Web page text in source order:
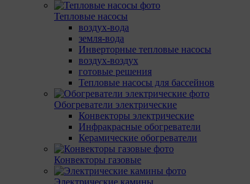
Тепловые насосы
воздух-вода
земля-вода
Инверторные тепловые насосы
воздух-воздух
готовые решения
Тепловые насосы для бассейнов
Обогреватели электрические
Конвекторы электрические
Инфракрасные обогреватели
Керамические обогреватели
Конвекторы газовые
Электрические камины